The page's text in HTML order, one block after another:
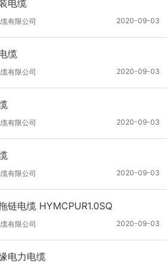
电缆
2020-09-03
有限公司
缆
2020-09-03
有限公司
2020-09-03
有限公司
2020-09-03
有限公司
链电缆 HYMCPUR1.0SQ
2020-09-03
有限公司
电力电缆